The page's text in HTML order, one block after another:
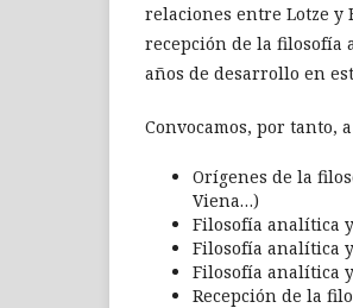
relaciones entre Lotze y
recepción de la filosofía
años de desarrollo en
Convocamos, por tanto,
Orígenes de la
Viena…)
Filosofía analítica
Filosofía analítica
Filosofía analítica
Recepción de la